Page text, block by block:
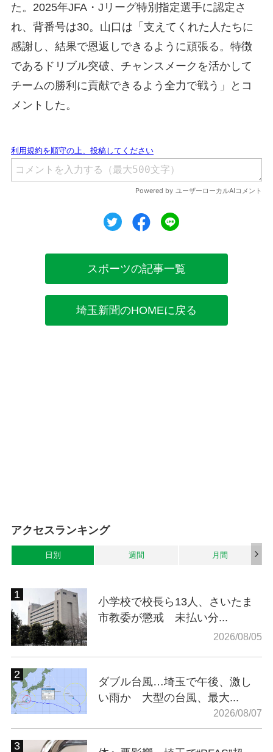
た。2025年JFA・Jリーグ特別指定選手に認定さ
れ、背番号は30。山口は「支えてくれた人たちに
感謝し、結果で恩返しできるように頑張る。特徴
であるドリブル突破、チャンスメークを活かして
チームの勝利に貢献できるよう全力で戦う」とコ
メントした。
ツイートシェア
スポーツの記事一覧
埼玉新聞のHOMEに戻る
アクセスランキング
日別 週間 月間
小学校で校長ら13人、さいたま
市教委が懲戒 未払い分...
2026/08/05
ダブル台風…埼玉で午後、激し
い雨か 大型の台風、最大...
2026/08/07